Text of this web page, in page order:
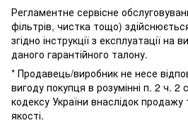
Регламентне сервісне
фільтрів, чистка тощо)
згідно інструкції з експлуатації на
даного гарантійного талону.
* Продавець/виробник не несе
вигоду покупця в розумінні п. 2 ч. 2
кодексу України внаслідок
якості.